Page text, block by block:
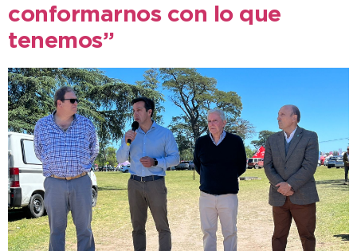
conformarnos con lo que
tenemos”